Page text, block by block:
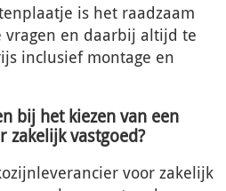
is het raadzaam
en daarbij altijd te
inclusief montage en
bij het kiezen van een
zakelijk vastgoed?
voor zakelijk